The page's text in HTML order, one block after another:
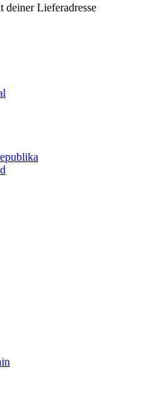
deiner Lieferadresse